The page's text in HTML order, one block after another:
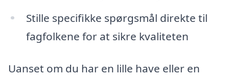
Stille specifikke spørgsmål direkte til
fagfolkene for at sikre kvaliteten
Uanset om du har en lille have eller en